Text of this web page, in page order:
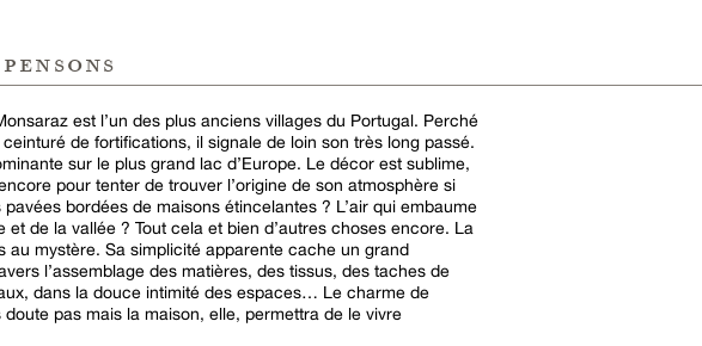
est l’un des plus anciens villages du Portugal. Perché
de fortifications, il signale de loin son très long passé.
sur le plus grand lac d’Europe. Le décor est sublime,
pour tenter de trouver l’origine de son atmosphère si
bordées de maisons étincelantes ? L’air qui embaume
et de la vallée ? Tout cela et bien d’autres choses encore. La
au mystère. Sa simplicité apparente cache un grand
l’assemblage des matières, des tissus, des taches de
dans la douce intimité des espaces… Le charme de
doute pas mais la maison, elle, permettra de le vivre